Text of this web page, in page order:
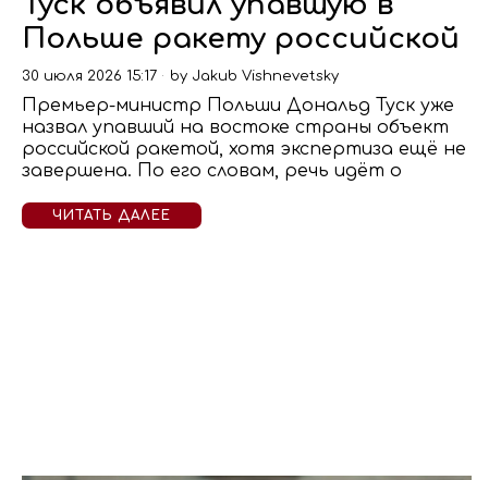
Польше ракету российской
30 июля 2026 15:17 by Jakub Vishnevetsky
Премьер-министр Польши Дональд Туск уже
назвал упавший на востоке страны объект
российской ракетой, хотя экспертиза ещё не
завершена. По его словам, речь идёт о
ЧИТАТЬ ДАЛЕЕ